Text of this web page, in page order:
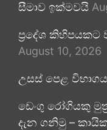
සීමාව ඉක්මවයි
ප්‍රදේශ
August 10, 2026
උසස් පෙළ
ඩෙංගු රෝගියකු
දැන ගනිමු –